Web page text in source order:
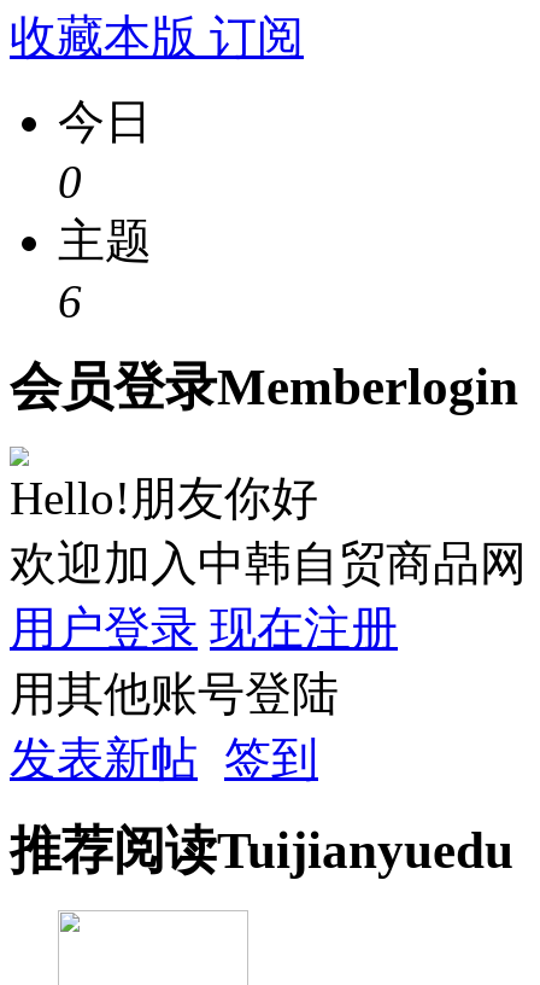
收藏本版 订阅
今日
0
主题
6
会员登录Memberlogin
Hello!朋友你好
欢迎加入中韩自贸商品网
用户登录 现在注册
用其他账号登陆
发表新帖 签到
推荐阅读Tuijianyuedu